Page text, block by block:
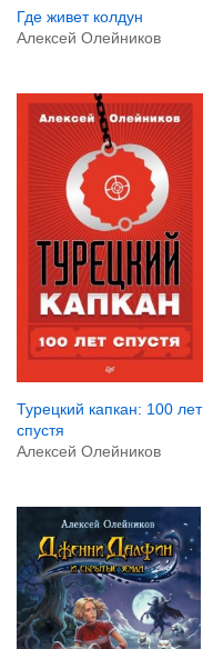
Где живет колдун
Алексей Олейников
Турецкий капкан: 100 лет
спустя
Алексей Олейников